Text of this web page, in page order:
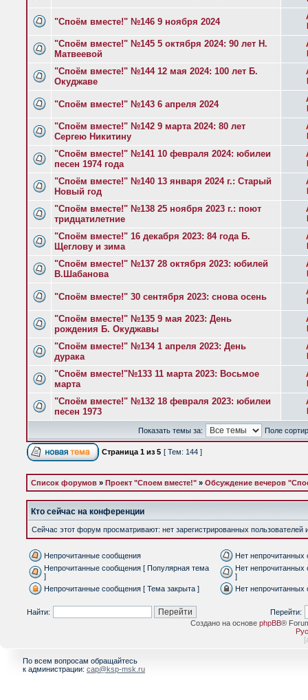
"Споём вместе!" №146 9 ноября 2024
"Споём вместе!" №145 5 октября 2024: 90 лет Н.
Матвеевой
"Споём вместе!" №144 12 мая 2024: 100 лет Б.
Окуджаве
"Споём вместе!" №143 6 апреля 2024
"Споём вместе!" №142 9 марта 2024: 80 лет
Сергею Никитину
"Споём вместе!" №141 10 февраля 2024: юбилеи
песен 1974 года
"Споём вместе!" №140 13 января 2024 г.: Старый
Новый год
"Споём вместе!" №138 25 ноября 2023 г.: поют
тридцатилетние
"Споём вместе!" 16 декабря 2023: 84 года Б.
Щеглову и зима
"Споём вместе!" №137 28 октября 2023: юбилей
В.Шабанова
"Споём вместе!" 30 сентября 2023: снова осень
"Споём вместе!" №135 9 мая 2023: День
рождения Б. Окуджавы
"Споём вместе!" №134 1 апреля 2023: День
дурака
"Споём вместе!"№133 11 марта 2023: Восьмое
марта
"Споём вместе!" №132 18 февраля 2023: юбилеи
песен 1973
Показать темы за: Поле
Страница 1 из 5 [ Тем: 144 ]
Список форумов » Проект "Споем вместе!" » Обсуждение вечеров
Кто сейчас на конференции
Сейчас этот форум просматривают: нет зарегистрированных пользователей
Непрочитанные сообщения
Нет непрочитанных
Непрочитанные сообщения [ Популярная тема
]
Нет
]
Непрочитанные сообщения [ Тема закрыта ]
Нет непрочитанных
Найти:
Перейти:
Создано на основе phpBB®
[
По всем вопросам обращайтесь
к администрации: cap@ksp-msk.ru